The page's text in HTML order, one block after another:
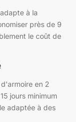
à la
près de 9
le coût de
en 2
jours minimum
adaptée à des